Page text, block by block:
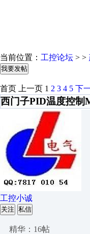
当前位置： 工控论坛 > >
我要发帖
首页 上一页 1 2 3 4 5 下
西门子PID温度控制
工控小诚
关注 私信
精华：16帖